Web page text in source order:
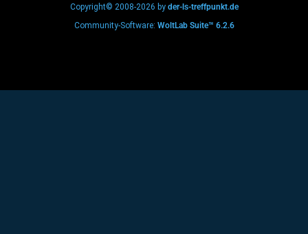
Copyright© 2008-2026 by der-ls-treffpunkt.de
Community-Software: WoltLab Suite™ 6.2.6